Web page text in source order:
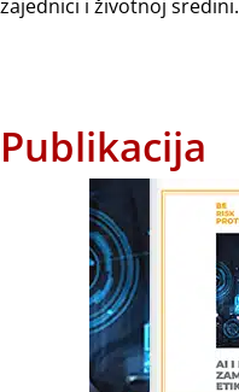
zajednici i životnoj sredini.
Publikacija